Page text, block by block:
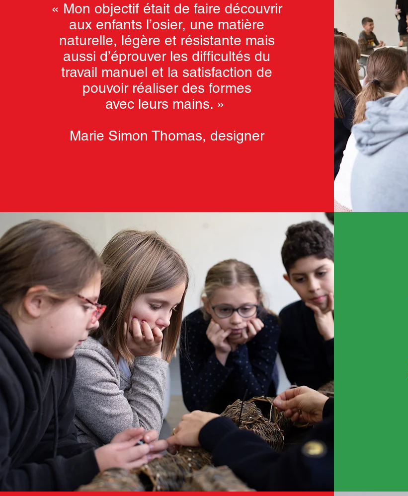
« Mon objectif était de faire découvrir
aux enfants l’osier, une matière
naturelle, légère et résistante mais
aussi d’éprouver les difficultés du
travail manuel et la satisfaction de
pouvoir réaliser des formes
avec leurs mains. »
Marie Simon Thomas, designer